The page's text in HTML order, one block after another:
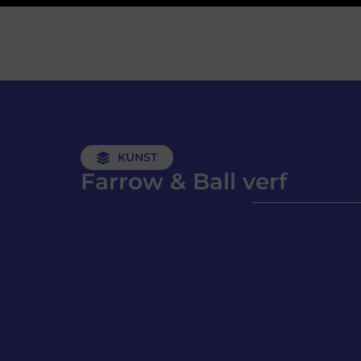
KUNST
Farrow & Ball verf